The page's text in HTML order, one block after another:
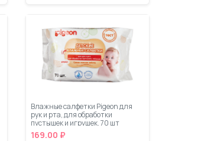
Влажные салфетки Pigeon для
рук и рта, для обработки
пустышек и игрушек, 70 шт
169.00 ₽